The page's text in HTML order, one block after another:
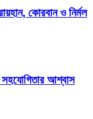
কোরবান ও নির্মল
সহযোগিতার আশ্বাস